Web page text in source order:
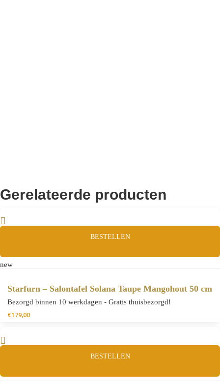
Gerelateerde producten
BESTELLEN
new
Starfurn – Salontafel Solana Taupe Mangohout 50 cm
Bezorgd binnen 10 werkdagen - Gratis thuisbezorgd!
€179,00
BESTELLEN